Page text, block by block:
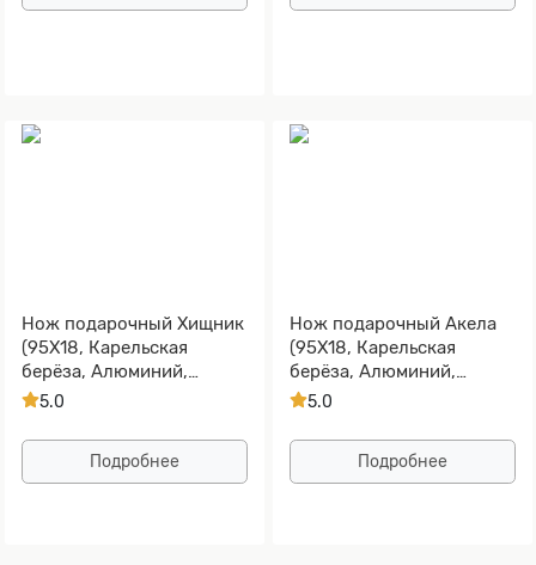
Нож подарочный Хищник
(95Х18, Карельская
берёза, Алюминий,
Золочение клинка)
5.0
Подробнее
Нож подарочный Акела
(95Х18, Карельская
берёза, Алюминий,
Золочение клинка)
5.0
Подробнее